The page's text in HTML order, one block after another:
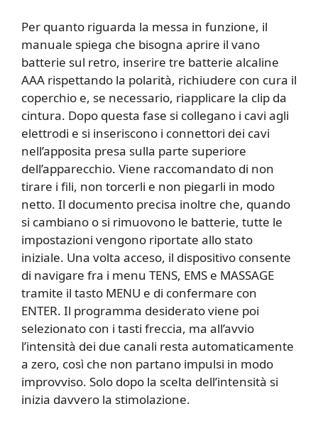
Per quanto riguarda la messa in funzione, il
manuale spiega che bisogna aprire il vano
batterie sul retro, inserire tre batterie alcaline
AAA rispettando la polarità, richiudere con cura il
coperchio e, se necessario, riapplicare la clip da
cintura. Dopo questa fase si collegano i cavi agli
elettrodi e si inseriscono i connettori dei cavi
nell’apposita presa sulla parte superiore
dell’apparecchio. Viene raccomandato di non
tirare i fili, non torcerli e non piegarli in modo
netto. Il documento precisa inoltre che, quando
si cambiano o si rimuovono le batterie, tutte le
impostazioni vengono riportate allo stato
iniziale. Una volta acceso, il dispositivo consente
di navigare fra i menu TENS, EMS e MASSAGE
tramite il tasto MENU e di confermare con
ENTER. Il programma desiderato viene poi
selezionato con i tasti freccia, ma all’avvio
l’intensità dei due canali resta automaticamente
a zero, così che non partano impulsi in modo
improvviso. Solo dopo la scelta dell’intensità si
inizia davvero la stimolazione.